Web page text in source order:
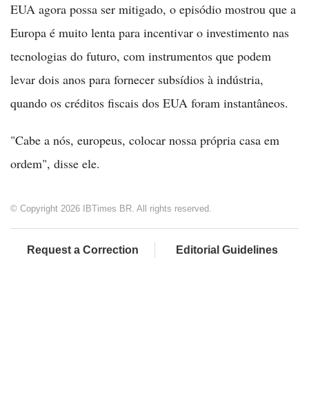
EUA agora possa ser mitigado, o episódio mostrou que a
Europa é muito lenta para incentivar o investimento nas
tecnologias do futuro, com instrumentos que podem
levar dois anos para fornecer subsídios à indústria,
quando os créditos fiscais dos EUA foram instantâneos.
"Cabe a nós, europeus, colocar nossa própria casa em
ordem", disse ele.
© Copyright 2026 IBTimes BR. All rights reserved.
Request a Correction Editorial Guidelines